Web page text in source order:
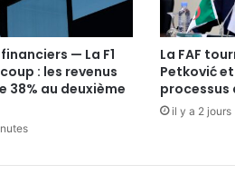
— La F1
: les revenus
38% au deuxième
La FAF
Petković
processus
il y a 2 jours